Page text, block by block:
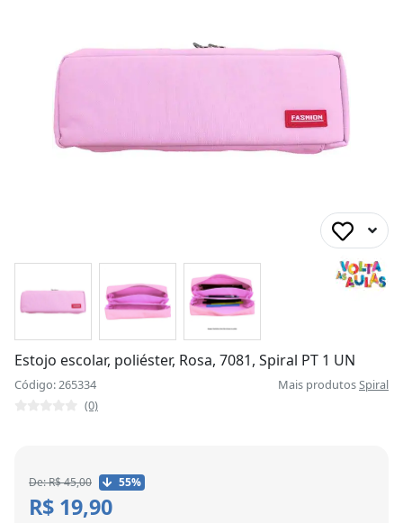
Estojo escolar, poliéster, Rosa, 7081, Spiral PT 1 UN
Código: 265334 Mais produtosSpiral
(0)
De: R$ 45,00 55%
R$ 19,90